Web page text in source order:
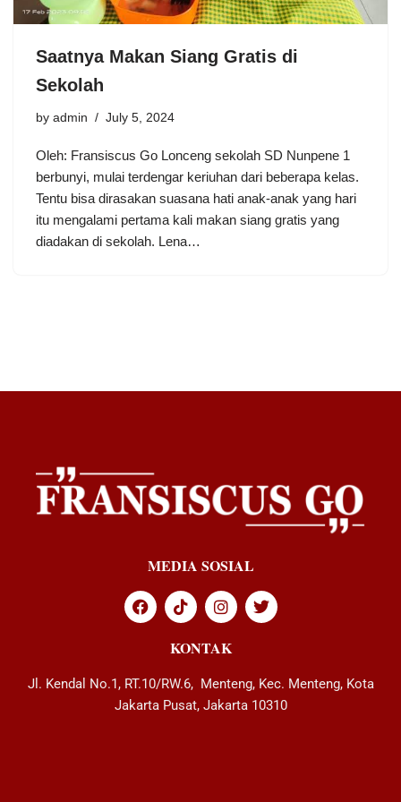
Saatnya Makan Siang Gratis di
Sekolah
by admin July 5, 2024
Oleh: Fransiscus Go Lonceng sekolah SD Nunpene 1
berbunyi, mulai terdengar keriuhan dari beberapa kelas.
Tentu bisa dirasakan suasana hati anak-anak yang hari
itu mengalami pertama kali makan siang gratis yang
diadakan di sekolah. Lena…
MEDIA SOSIAL
KONTAK
Jl. Kendal No.1, RT.10/RW.6, Menteng, Kec. Menteng, Kota
Jakarta Pusat, Jakarta 10310